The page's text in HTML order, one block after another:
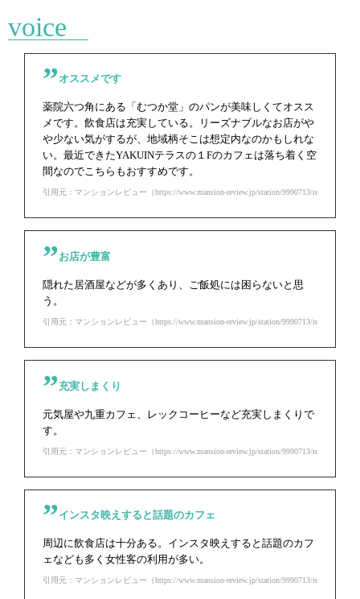
voice
オススメです
薬院六つ角にある「むつか堂」のパンが美味しくてオスス
メです。飲食店は充実している。リーズナブルなお店がや
や少ない気がするが、地域柄そこは想定内なのかもしれな
い。最近できたYAKUINテラスの１Fのカフェは落ち着く空
間なのでこちらもおすすめです。
引用元：マンションレビュー（https://www.mansion-review.jp/station/9990713/review.html）
お店が豊富
隠れた居酒屋などが多くあり、ご飯処には困らないと思
う。
引用元：マンションレビュー（https://www.mansion-review.jp/station/9990713/review.html）
充実しまくり
元気屋や九重カフェ、レックコーヒーなど充実しまくりで
す。
引用元：マンションレビュー（https://www.mansion-review.jp/station/9990713/review.html）
インスタ映えすると話題のカフェ
周辺に飲食店は十分ある。インスタ映えすると話題のカフ
ェなども多く女性客の利用が多い。
引用元：マンションレビュー（https://www.mansion-review.jp/station/9990713/review.html）